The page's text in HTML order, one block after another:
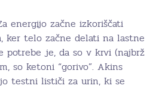
energijo začne izkoriščati
ker telo začne delati na lastne
potrebe je, da so v krvi (najbrž
so ketoni “gorivo”. Akins
testni lističi za urin, ki se